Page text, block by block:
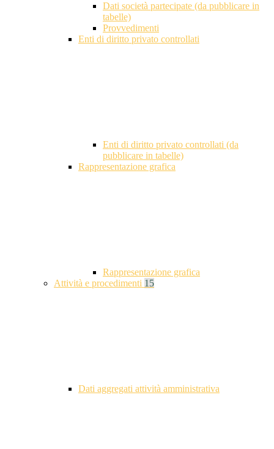
Dati società partecipate (da pubblicare in
tabelle)
Provvedimenti
Enti di diritto privato controllati
Enti di diritto privato controllati (da
pubblicare in tabelle)
Rappresentazione grafica
Rappresentazione grafica
Attività e procedimenti 15
Dati aggregati attività amministrativa